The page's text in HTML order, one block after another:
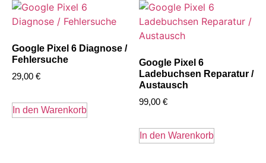
Google Pixel 6 Diagnose /
Fehlersuche
29,00 €
In den Warenkorb
Google Pixel 6
Ladebuchsen Reparatur /
Austausch
99,00 €
In den Warenkorb